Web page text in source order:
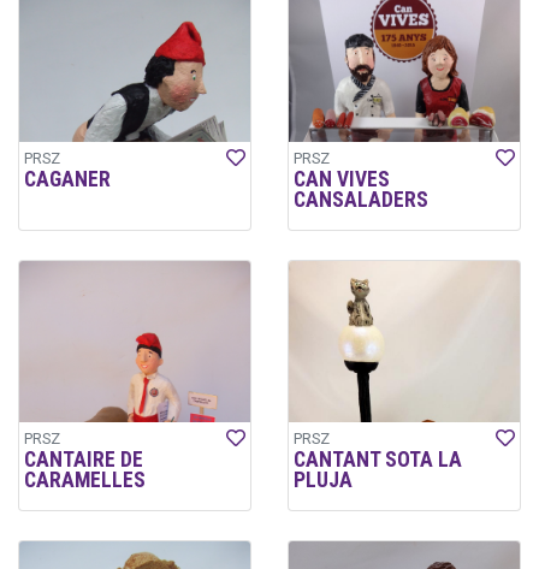
PRSZ
CAGANER
PRSZ
CAN VIVES
CANSALADERS
PRSZ
CANTAIRE DE
CARAMELLES
PRSZ
CANTANT SOTA LA
PLUJA